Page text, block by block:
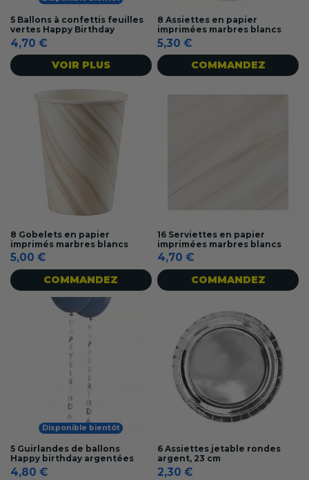
5 Ballons à confettis feuilles
vertes Happy Birthday
4,70 €
VOIR PLUS
8 Assiettes en papier
imprimées marbres blancs
5,30 €
COMMANDEZ
8 Gobelets en papier
imprimés marbres blancs
5,00 €
COMMANDEZ
16 Serviettes en papier
imprimées marbres blancs
4,70 €
COMMANDEZ
Disponible bientôt
5 Guirlandes de ballons
Happy birthday argentées
4,80 €
6 Assiettes jetable rondes
argent, 23 cm
2,30 €